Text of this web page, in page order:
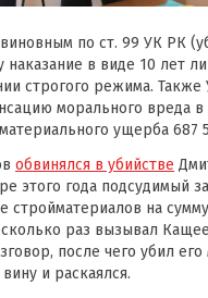
по ст. 99 УК РК
наказание в виде 10 лет
строгого режима. Также
морального вреда
ущерба 687
обвинялся в убийстве
этого года подсудимый
стройматериалов на
раз вызывал
после чего убил
и раскаялся.